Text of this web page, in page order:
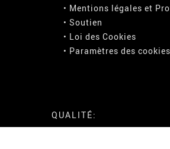
• Mentions légales et
• Soutien
• Loi des Cookies
• Paramètres des cookies
QUALITÉ: